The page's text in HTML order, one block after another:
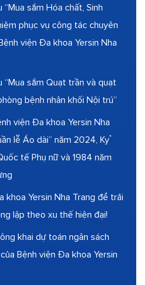
sắm Hóa chất, Sinh
phục vụ công tác chuyên
viện Đa khoa Yersin Nha
“Mua sắm Quạt trần và quạt
bệnh nhân khối Nội trú”
viện Đa khoa Yersin Nha
lễ Áo dài” năm 2024, Kỷ
tế Phụ nữ và 1984 năm
Yersin Nha Trang để trải
lập theo xu thế hiện đại!
khai dự toán ngân sách
Bệnh viện Đa khoa Yersin